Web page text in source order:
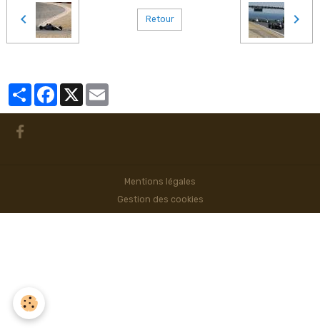
Retour
PartagerFacebook
X
Mentions légales
Gestion des cookies